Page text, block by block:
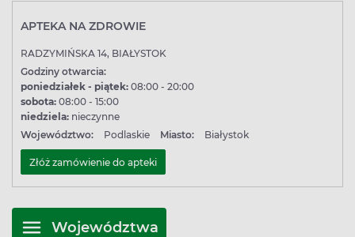
APTEKA NA ZDROWIE
RADZYMIŃSKA 14, BIAŁYSTOK
Godziny otwarcia:
poniedziałek - piątek: 08:00 - 20:00
sobota: 08:00 - 15:00
niedziela: nieczynne
Województwo:
Podlaskie Miasto: Białystok
Złóż zamówienie do apteki
Województwa